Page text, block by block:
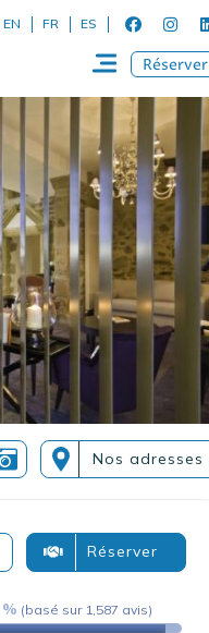
EN FR ES
Réserver
Nos adresses
Réserver
(basé sur 1,587 avis)